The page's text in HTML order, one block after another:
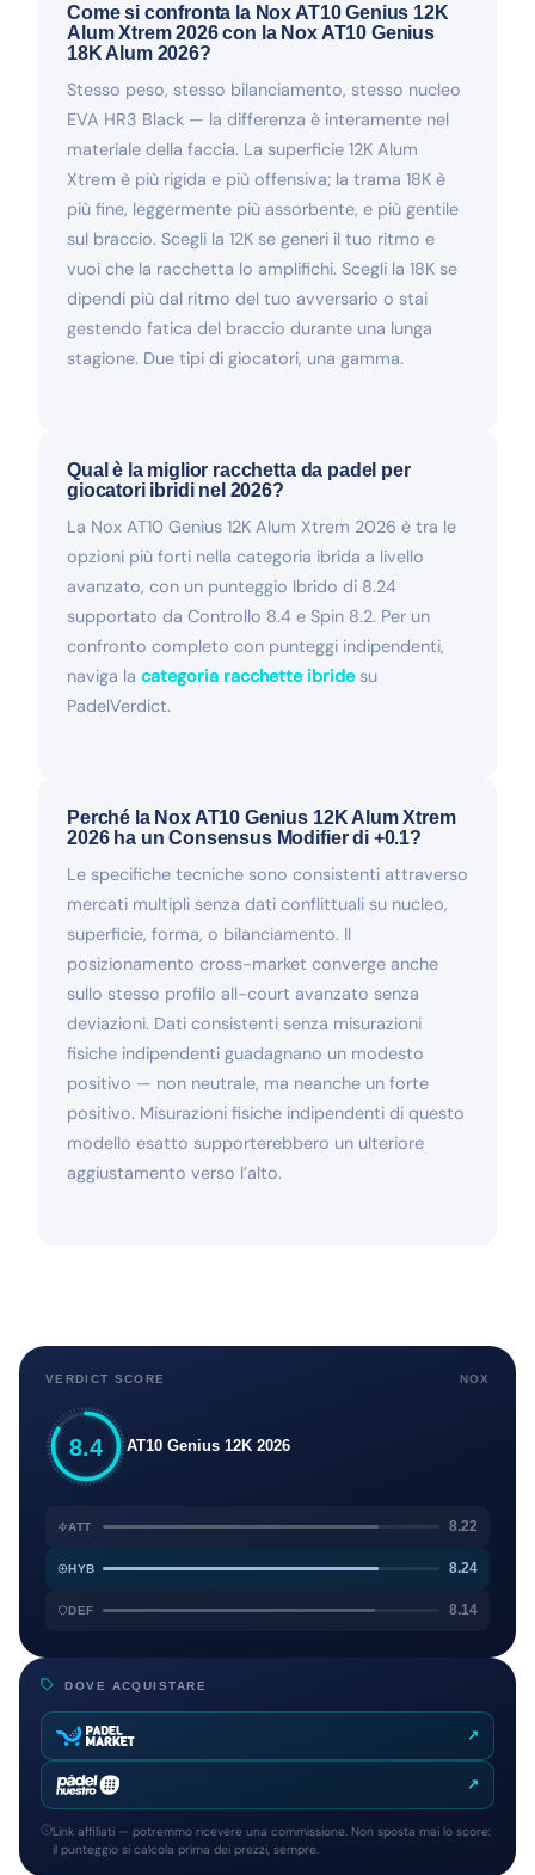
Come si confronta la Nox AT10 Genius 12K
Alum Xtrem 2026 con la Nox AT10 Genius
18K Alum 2026?
Stesso peso, stesso bilanciamento, stesso nucleo
EVA HR3 Black — la differenza è interamente nel
materiale della faccia. La superficie 12K Alum
Xtrem è più rigida e più offensiva; la trama 18K è
più fine, leggermente più assorbente, e più gentile
sul braccio. Scegli la 12K se generi il tuo ritmo e
vuoi che la racchetta lo amplifichi. Scegli la 18K se
dipendi più dal ritmo del tuo avversario o stai
gestendo fatica del braccio durante una lunga
stagione. Due tipi di giocatori, una gamma.
Qual è la miglior racchetta da padel per
giocatori ibridi nel 2026?
La Nox AT10 Genius 12K Alum Xtrem 2026 è tra le
opzioni più forti nella categoria ibrida a livello
avanzato, con un punteggio Ibrido di 8.24
supportato da Controllo 8.4 e Spin 8.2. Per un
confronto completo con punteggi indipendenti,
naviga la categoria racchette ibridesu
PadelVerdict.
Perché la Nox AT10 Genius 12K Alum Xtrem
2026 ha un Consensus Modifier di +0.1?
Le specifiche tecniche sono consistenti attraverso
mercati multipli senza dati conflittuali su nucleo,
superficie, forma, o bilanciamento. Il
posizionamento cross-market converge anche
sullo stesso profilo all-court avanzato senza
deviazioni. Dati consistenti senza misurazioni
fisiche indipendenti guadagnano un modesto
positivo — non neutrale, ma neanche un forte
positivo. Misurazioni fisiche indipendenti di questo
modello esatto supporterebbero un ulteriore
aggiustamento verso l’alto.
VERDICT SCORE NOX
8.4 AT10 Genius 12K 2026
ATT 8.22
HYB 8.24
DEF 8.14
DOVE ACQUISTARE
↗
↗
Link affiliati — potremmo ricevere una commissione. Non sposta mai lo score:
il punteggio si calcola prima dei prezzi, sempre.